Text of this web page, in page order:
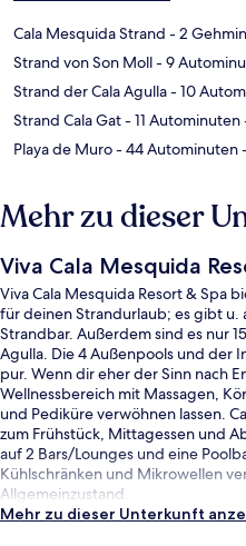
Cala Mesquida Strand - 2
Strand von Son Moll- 9
Strand der Cala Agulla- 10
Strand Cala Gat- 11 Autominuten
Playa de Muro- 44 Autominuten
Mehr zu dieser
Viva Cala Mesquida
Viva Cala Mesquida Resort & Spa
für deinen Strandurlaub; es gibt u.
Strandbar. Außerdem sind es nur
Agulla. Die 4 Außenpools und der
pur. Wenn dir eher der Sinn nach
Wellnessbereich mit Massagen,
und Pediküre verwöhnen lassen.
zum Frühstück, Mittagessen und
auf 2 Bars/Lounges und eine
Kühlschränken und Mikrowellen
Allgemeinzustand.
Mehr zu dieser Unterkunft